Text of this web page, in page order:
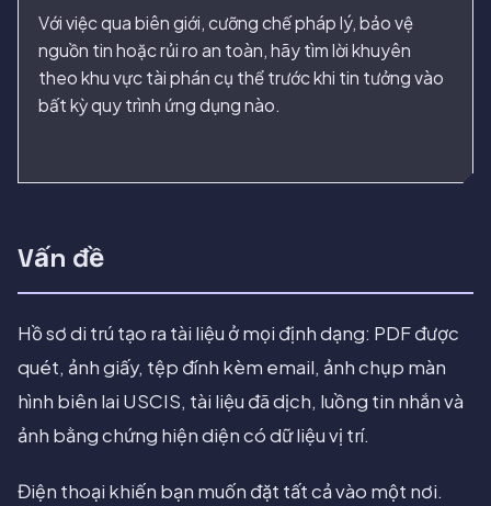
Với việc qua biên giới, cưỡng chế pháp lý, bảo vệ
nguồn tin hoặc rủi ro an toàn, hãy tìm lời khuyên
theo khu vực tài phán cụ thể trước khi tin tưởng vào
bất kỳ quy trình ứng dụng nào.
Vấn đề
Hồ sơ di trú tạo ra tài liệu ở mọi định dạng: PDF được
quét, ảnh giấy, tệp đính kèm email, ảnh chụp màn
hình biên lai USCIS, tài liệu đã dịch, luồng tin nhắn và
ảnh bằng chứng hiện diện có dữ liệu vị trí.
Điện thoại khiến bạn muốn đặt tất cả vào một nơi.